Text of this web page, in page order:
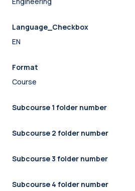
Language_Checkbox
EN
Format
Course
Subcourse 1 folder number
Subcourse 2 folder number
Subcourse 3 folder number
Subcourse 4 folder number